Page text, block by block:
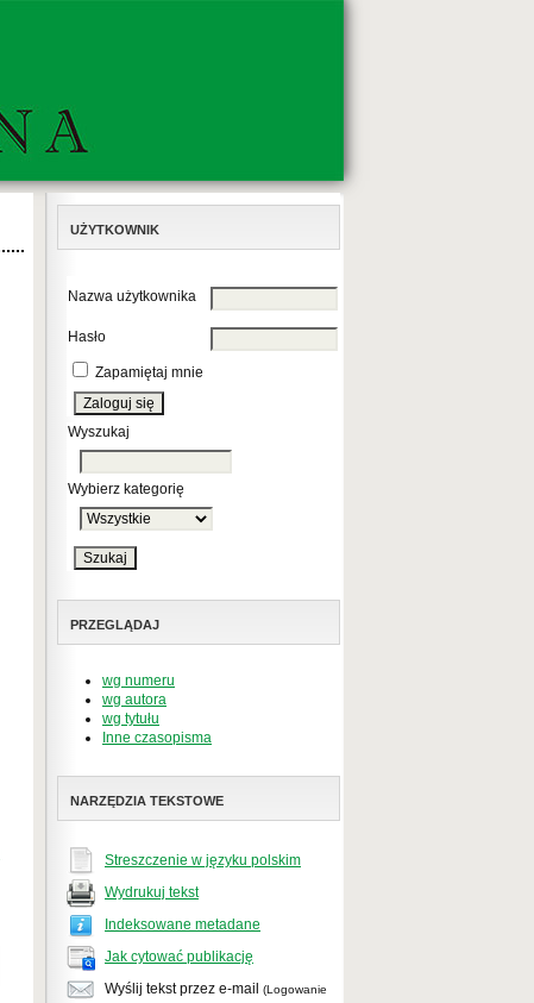
UŻYTKOWNIK
Nazwa użytkownika
Hasło
Zapamiętaj mnie
Wyszukaj
Wybierz kategorię
PRZEGLĄDAJ
wg numeru
wg autora
wg tytułu
Inne czasopisma
NARZĘDZIA TEKSTOWE
Streszczenie w języku polskim
Wydrukuj tekst
Indeksowane metadane
Jak cytować publikację
Wyślij tekst przez e-mail
(Logowanie